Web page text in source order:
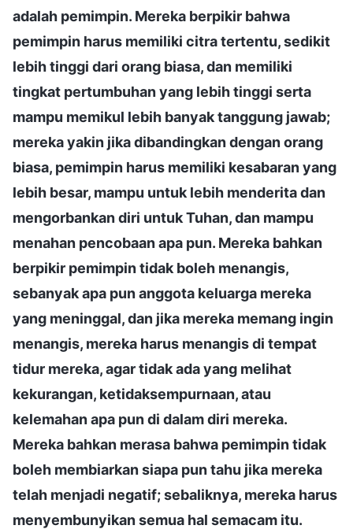
adalah pemimpin. Mereka berpikir bahwa
pemimpin harus memiliki citra tertentu, sedikit
lebih tinggi dari orang biasa, dan memiliki
tingkat pertumbuhan yang lebih tinggi serta
mampu memikul lebih banyak tanggung jawab;
mereka yakin jika dibandingkan dengan orang
biasa, pemimpin harus memiliki kesabaran yang
lebih besar, mampu untuk lebih menderita dan
mengorbankan diri untuk Tuhan, dan mampu
menahan pencobaan apa pun. Mereka bahkan
berpikir pemimpin tidak boleh menangis,
sebanyak apa pun anggota keluarga mereka
yang meninggal, dan jika mereka memang ingin
menangis, mereka harus menangis di tempat
tidur mereka, agar tidak ada yang melihat
kekurangan, ketidaksempurnaan, atau
kelemahan apa pun di dalam diri mereka.
Mereka bahkan merasa bahwa pemimpin tidak
boleh membiarkan siapa pun tahu jika mereka
telah menjadi negatif; sebaliknya, mereka harus
menyembunyikan semua hal semacam itu.